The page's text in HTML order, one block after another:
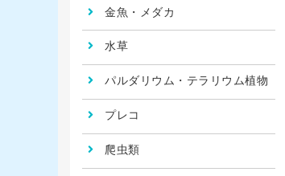
金魚・メダカ
水草
パルダリウム・テラリウム植物
プレコ
爬虫類